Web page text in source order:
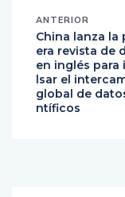
ANTERIOR
China lanza la
era revista de
en inglés para
lsar el
global de
ntíficos